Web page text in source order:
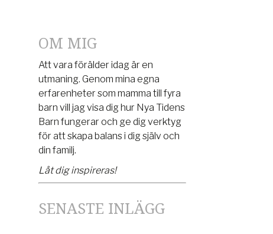
OM MIG
Att vara förälder idag är en
utmaning. Genom mina egna
erfarenheter som mamma till fyra
barn vill jag visa dig hur Nya Tidens
Barn fungerar och ge dig verktyg
för att skapa balans i dig själv och
din familj.
Låt dig inspireras!
SENASTE INLÄGG